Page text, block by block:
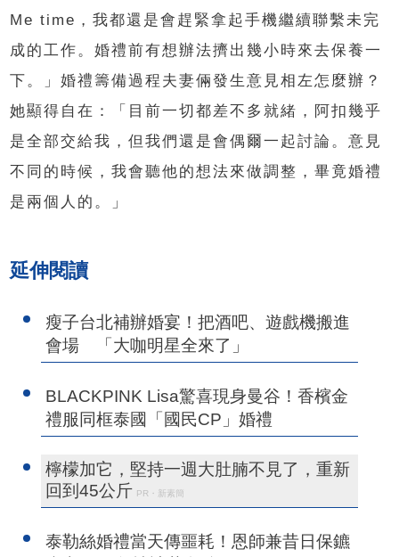
Me time，我都還是會趕緊拿起手機繼續聯繫未完
成的工作。婚禮前有想辦法擠出幾小時來去保養一
下。」婚禮籌備過程夫妻倆發生意見相左怎麼辦？
她顯得自在：「目前一切都差不多就緒，阿扣幾乎
是全部交給我，但我們還是會偶爾一起討論。意見
不同的時候，我會聽他的想法來做調整，畢竟婚禮
是兩個人的。」
延伸閱讀
瘦子台北補辦婚宴！把酒吧、遊戲機搬進
會場 「大咖明星全來了」
BLACKPINK Lisa驚喜現身曼谷！香檳金
禮服同框泰國「國民CP」婚禮
檸檬加它，堅持一週大肚腩不見了，重新
回到45公斤 PR・新素簡
泰勒絲婚禮當天傳噩耗！恩師兼昔日保鑣